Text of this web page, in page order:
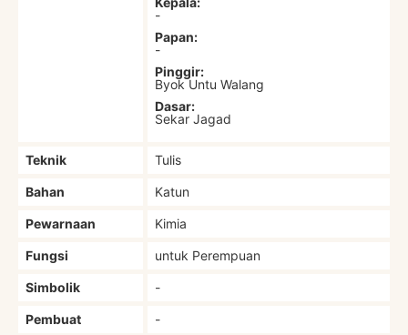
-
Papan:
-
Pinggir:
Byok Untu Walang
Dasar:
Sekar Jagad
Teknik Tulis
Bahan Katun
Pewarnaan Kimia
Fungsi untuk Perempuan
Simbolik -
Pembuat -